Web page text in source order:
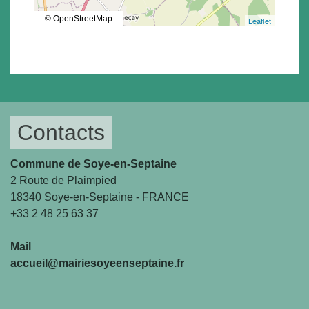
Leaflet
© OpenStreetMap
Contacts
Commune de Soye-en-Septaine
2 Route de Plaimpied
18340 Soye-en-Septaine - FRANCE
+33 2 48 25 63 37
Mail
accueil@mairiesoyeenseptaine.fr